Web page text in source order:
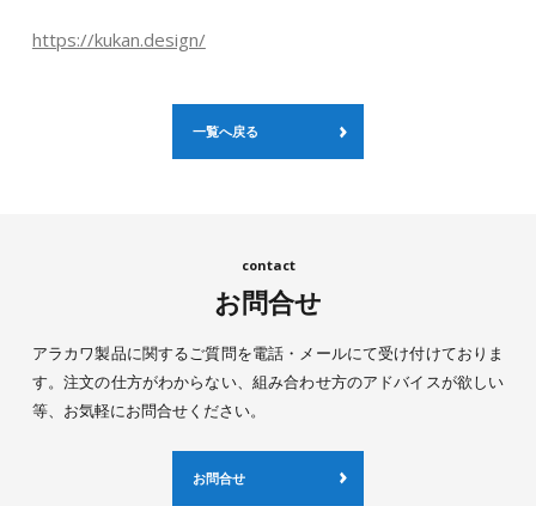
https://kukan.design/
一覧へ戻る
お問合せ
アラカワ製品に関するご質問を電話・メールにて受け付けておりま
す。注文の仕方がわからない、組み合わせ方のアドバイスが欲しい
等、お気軽にお問合せください。
お問合せ